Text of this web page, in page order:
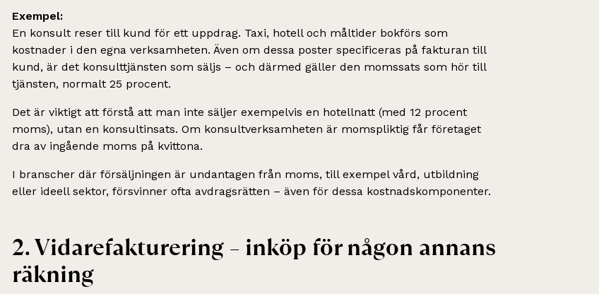
Exempel:
En konsult reser till kund för ett uppdrag. Taxi, hotell och måltider bokförs som
kostnader i den egna verksamheten. Även om dessa poster specificeras på fakturan till
kund, är det konsulttjänsten som säljs – och därmed gäller den momssats som hör till
tjänsten, normalt 25 procent.
Det är viktigt att förstå att man inte säljer exempelvis en hotellnatt (med 12 procent
moms), utan en konsultinsats. Om konsultverksamheten är momspliktig får företaget
dra av ingående moms på kvittona.
I branscher där försäljningen är undantagen från moms, till exempel vård, utbildning
eller ideell sektor, försvinner ofta avdragsrätten – även för dessa kostnadskomponenter.
2. Vidarefakturering – inköp för någon annans
räkning